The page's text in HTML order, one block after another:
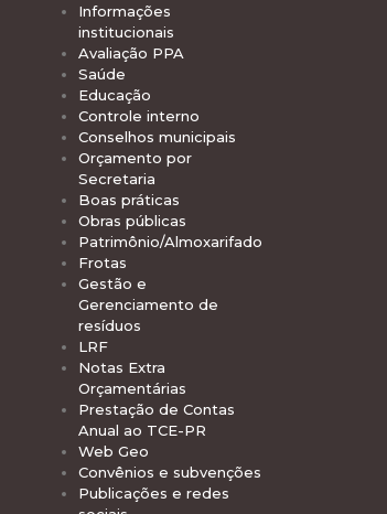
Informações
institucionais
Avaliação PPA
Saúde
Educação
Controle interno
Conselhos municipais
Orçamento por
Secretaria
Boas práticas
Obras públicas
Patrimônio/Almoxarifado
Frotas
Gestão e
Gerenciamento de
resíduos
LRF
Notas Extra
Orçamentárias
Prestação de Contas
Anual ao TCE-PR
Web Geo
Convênios e subvenções
Publicações e redes